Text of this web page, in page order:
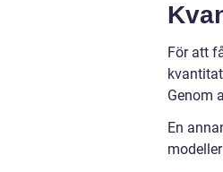
För att
Genom
En